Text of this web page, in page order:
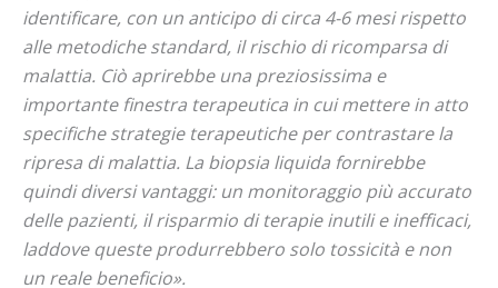
identificare, con un anticipo di circa 4-6 mesi rispetto
alle metodiche standard, il rischio di ricomparsa di
malattia. Ciò aprirebbe una preziosissima e
importante finestra terapeutica in cui mettere in atto
specifiche strategie terapeutiche per contrastare la
ripresa di malattia. La biopsia liquida fornirebbe
quindi diversi vantaggi: un monitoraggio più accurato
delle pazienti, il risparmio di terapie inutili e inefficaci,
laddove queste produrrebbero solo tossicità e non
un reale beneficio».